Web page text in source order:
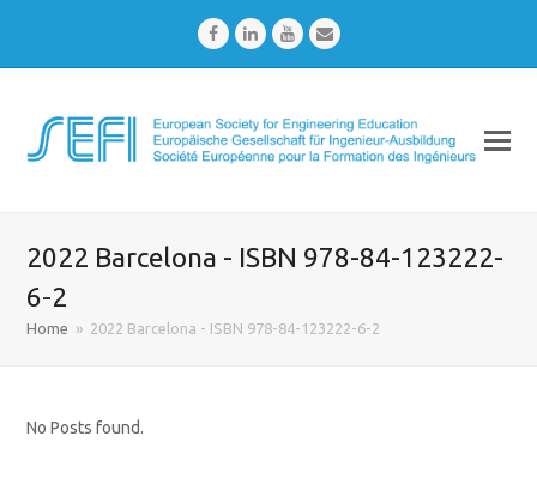
FacebookLinkedInYoutubeEmail
2022 Barcelona - ISBN 978-84-123222-
6-2
Home » 2022 Barcelona - ISBN 978-84-123222-6-2
No Posts found.